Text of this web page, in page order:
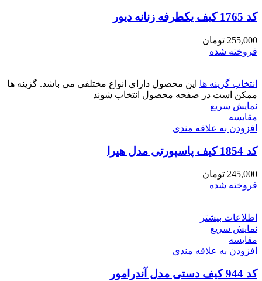
کد 1765 کیف یکطرفه زنانه دیور
255,000 تومان
فروخته شده
انتخاب گزینه ها این محصول دارای انواع مختلفی می باشد. گزینه ها
ممکن است در صفحه محصول انتخاب شوند
نمایش سریع
مقايسه
افزودن به علاقه مندی
کد 1854 کیف پاسپورتی مدل هیرا
245,000 تومان
فروخته شده
اطلاعات بیشتر
نمایش سریع
مقايسه
افزودن به علاقه مندی
کد 944 کیف دستی مدل آندرامور